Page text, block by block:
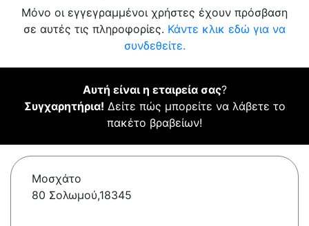
Μόνο οι εγγεγραμμένοι χρήστες έχουν πρόσβαση
σε αυτές τις πληροφορίες. Κάντε κλικ εδώ για να
συνδεθείτε.
Αυτή είναι η εταιρεία σας?
Συγχαρητήρια! Δείτε πώς μπορείτε να λάβετε το
πακέτο βραβείων!
Μοσχάτο
80 Σολωμού,18345